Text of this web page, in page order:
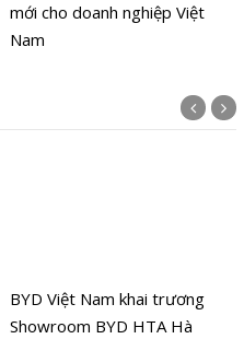
mới cho doanh nghiệp Việt
Nam
BYD Việt Nam khai trương
Showroom BYD HTA Hà